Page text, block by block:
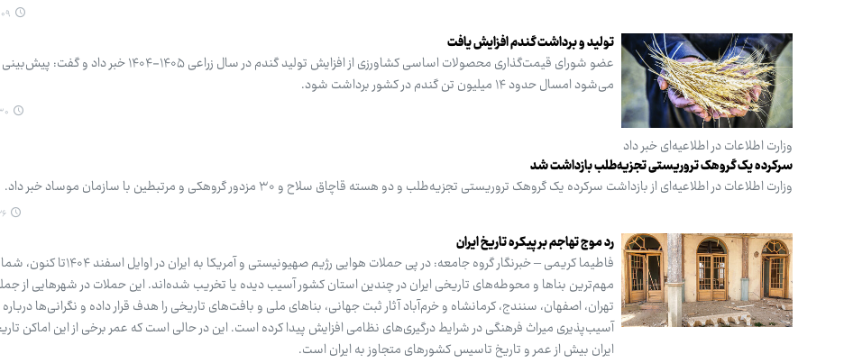
تولید و برداشت گندم افزایش یافت
عضو شورای قیمت‌گذاری محصولات اساسی کشاورزی از افزایش تولید گندم در سال زراعی ۱۴۰۵-۱۴۰۴ خبر داد و گفت: پیش‌بینی
می‌شود امسال حدود ۱۴ میلیون تن گندم در کشور برداشت شود.
وزارت اطلاعات در اطلاعیه‌ای خبر داد
سرکرده یک گروهک تروریستی تجزیه‌طلب بازداشت شد
وزارت اطلاعات در اطلاعیه‌ای از بازداشت سرکرده یک گروهک تروریستی تجزیه‌طلب و دو هسته قاچاق سلاح و ۳۰ مزدور گروهکی و مرتبطین با سازمان موساد خبر داد.
رد موج تهاجم بر پیکره تاریخ ایران
فاطیما کریمی – خبرنگار گروه جامعه: در پی حملات هوایی رژیم صهیونیستی و آمریکا به ایران
مهم‌ترین بناها و محوطه‌های تاریخی ایران در چندین استان کشور آسیب دیده یا تخریب شده‌اند. این حملات در شهرهایی از
تهران، اصفهان، سنندج، کرمانشاه و خرم‌آباد آثار ثبت جهانی، بناهای ملی و بافت‌های تاریخی را هدف قرار داده و نگرانی‌ها درباره
آسیب‌پذیری میراث فرهنگی در شرایط درگیری‌های نظامی افزایش پیدا کرده است. این در حالی است که عمر برخی از این اماکن
ایران بیش از عمر و تاریخ تاسیس کشورهای متجاوز به ایران است.